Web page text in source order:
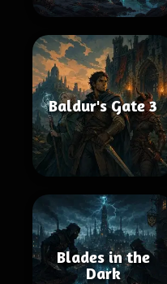
Baldur's Gate 3
Blades in the
Dark